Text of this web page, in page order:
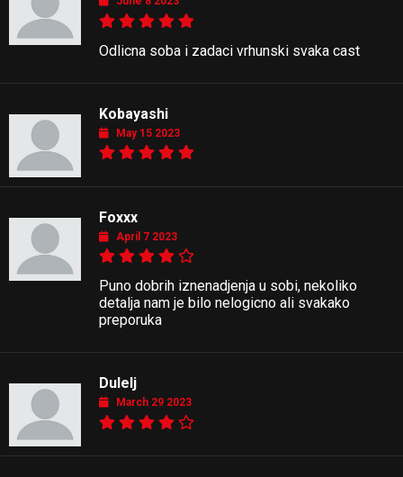
Odlicna soba i zadaci vrhunski svaka cast
Kobayashi
May 15 2023
Foxxx
April 7 2023
Puno dobrih iznenadjenja u sobi, nekoliko
detalja nam je bilo nelogicno ali svakako
preporuka
Dulelj
March 29 2023